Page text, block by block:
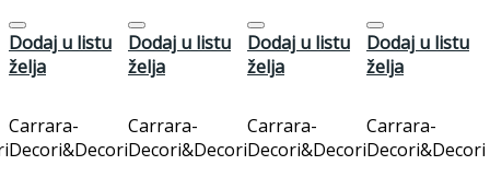
Dodaj u listu
želja
Carrara-
Decori&Decori
Dodaj u listu
želja
Carrara-
Decori&Decori
Dodaj u listu
želja
Carrara-
Decori&Decori
Dodaj u listu
želja
Carrara-
Decori&Decori